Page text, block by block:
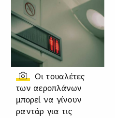
Οι τουαλέτες
των αεροπλάνων
μπορεί να γίνουν
ραντάρ για τις